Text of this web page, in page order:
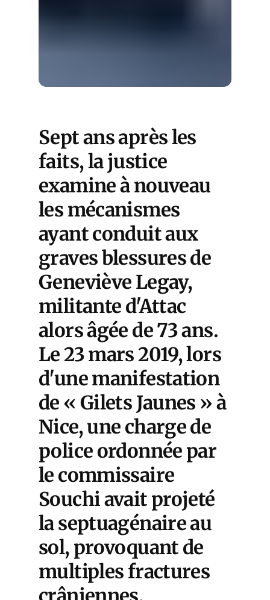
Sept ans après les
faits, la justice
examine à nouveau
les mécanismes
ayant conduit aux
graves blessures de
Geneviève Legay,
militante d'Attac
alors âgée de 73 ans.
Le 23 mars 2019, lors
d'une manifestation
de « Gilets Jaunes » à
Nice, une charge de
police ordonnée par
le commissaire
Souchi avait projeté
la septuagénaire au
sol, provoquant de
multiples fractures